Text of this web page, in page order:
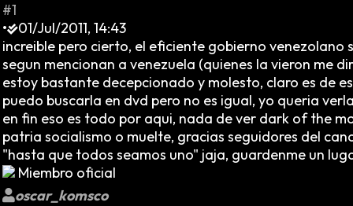
#1
•
01/Jul/2011, 14:43
increible pero cierto, el eficiente gobierno
segun mencionan a venezuela (quienes la vieron me
estoy bastante decepcionado y molesto, claro es de
puedo buscarla en dvd pero no es igual, yo queria
en fin eso es todo por aqui, nada de ver dark of the
patria socialismo o muelte, gracias seguidores del
"hasta que todos seamos uno" jaja, guardenme un
Miembro oficial
oscar_komsco